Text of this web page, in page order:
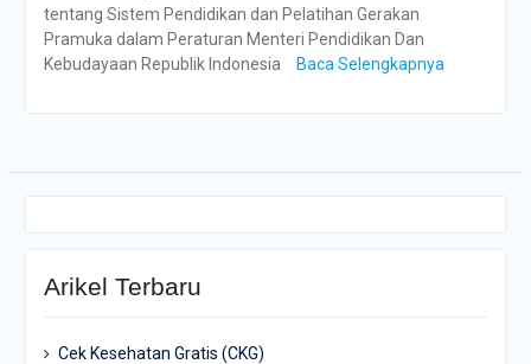
tentang Sistem Pendidikan dan Pelatihan Gerakan
Pramuka dalam Peraturan Menteri Pendidikan Dan
Kebudayaan Republik Indonesia
Baca Selengkapnya
Arikel Terbaru
Cek Kesehatan Gratis (CKG)